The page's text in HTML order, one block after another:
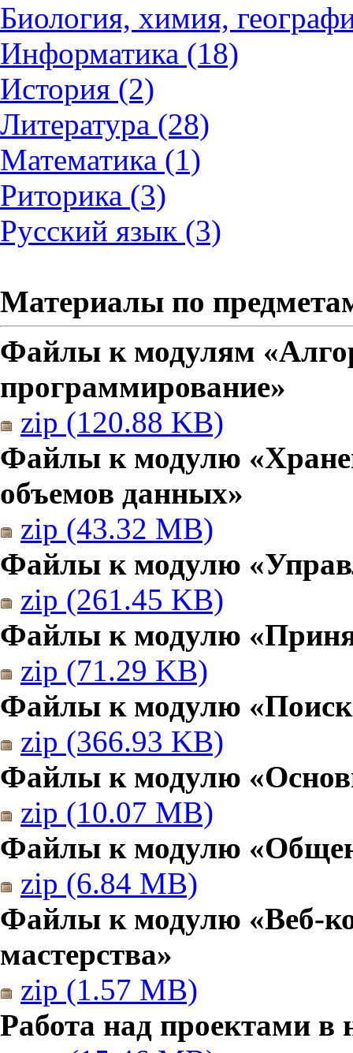
Биология, химия,
Информатика (18)
История (2)
Литература (28)
Математика (1)
Риторика (3)
Русский язык (3)
Материалы по
Файлы к модулям
программирование»
zip (120.88 KB)
Файлы к модулю
объемов данных»
zip (43.32 MB)
Файлы к модулю
zip (261.45 KB)
Файлы к модулю
zip (71.29 KB)
Файлы к модулю
zip (366.93 KB)
Файлы к модулю
zip (10.07 MB)
Файлы к модулю
zip (6.84 MB)
Файлы к модулю «Веб-
мастерства»
zip (1.57 MB)
Работа над проектами в